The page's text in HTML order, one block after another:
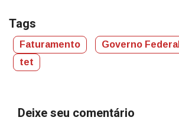
Tags
Faturamento Governo Federal
tet
Deixe seu comentário